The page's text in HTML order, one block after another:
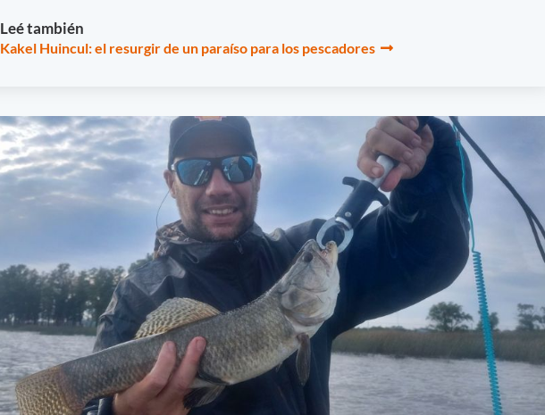
Leé también
Kakel Huincul: el resurgir de un paraíso para los pescadores